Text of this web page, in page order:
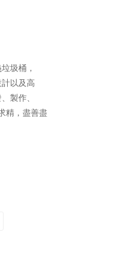
圾桶，
以及高
製作、
精，盡善盡